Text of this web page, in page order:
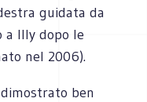
guidata da
a Illy dopo le
nel 2006).
ben